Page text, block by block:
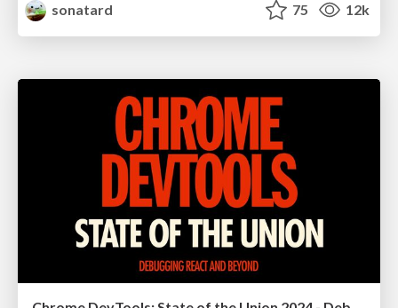
sonatard
75 12k